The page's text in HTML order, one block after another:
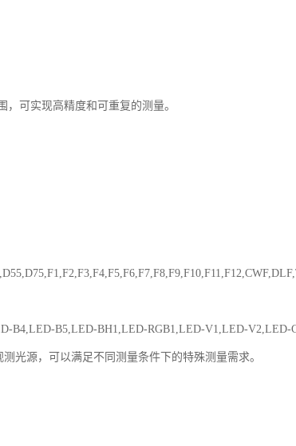
可实现高精度和可重复的测量。
B4,LED-B5,LED-BH1,LED-RGB1,LED-V1,LED-V2,LED-
光源，可以满足不同测量条件下的特殊测量需求。